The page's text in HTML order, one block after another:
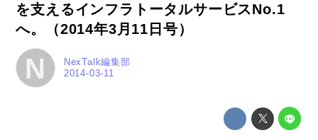
を支えるインフラトータルサービスNo.1
へ。（2014年3月11日号）
N 2014-03-11
NexTalk編集部